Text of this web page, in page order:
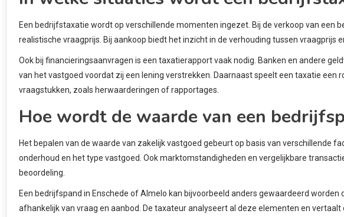
Een bedrijfstaxatie wordt op verschillende momenten ingezet. Bij de verkoop van een
realistische vraagprijs. Bij aankoop biedt het inzicht in de verhouding tussen vraagprijs
Ook bij financieringsaanvragen is een taxatierapport vaak nodig. Banken en andere
van het vastgoed voordat zij een lening verstrekken. Daarnaast speelt een taxatie een
vraagstukken, zoals herwaarderingen of rapportages.
Hoe wordt de waarde van een
Het bepalen van de waarde van zakelijk vastgoed gebeurt op basis van verschillende
onderhoud en het type vastgoed. Ook marktomstandigheden en vergelijkbare
beoordeling.
Een bedrijfspand in Enschede of Almelo kan bijvoorbeeld anders gewaardeerd worden
afhankelijk van vraag en aanbod. De taxateur analyseert al deze elementen en